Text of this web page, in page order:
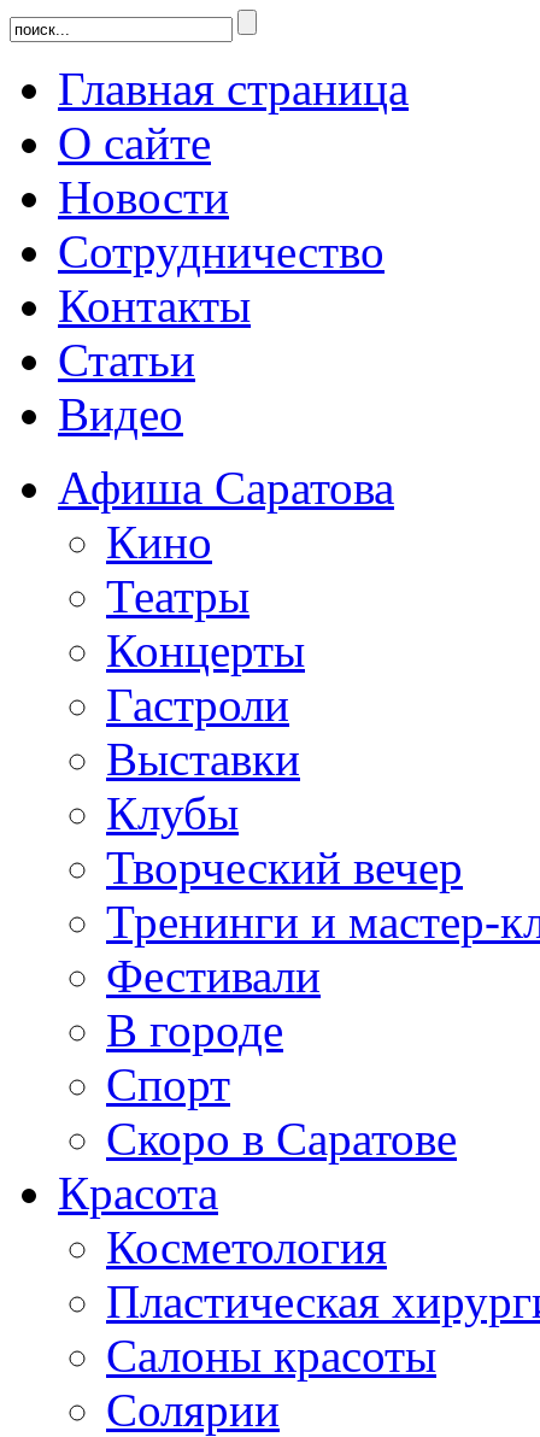
Главная страница
О сайте
Новости
Сотрудничество
Контакты
Статьи
Видео
Афиша Саратова
Кино
Театры
Концерты
Гастроли
Выставки
Клубы
Творческий вечер
Тренинги и мастер-
Фестивали
В городе
Спорт
Скоро в Саратове
Красота
Косметология
Пластическая
Салоны красоты
Солярии